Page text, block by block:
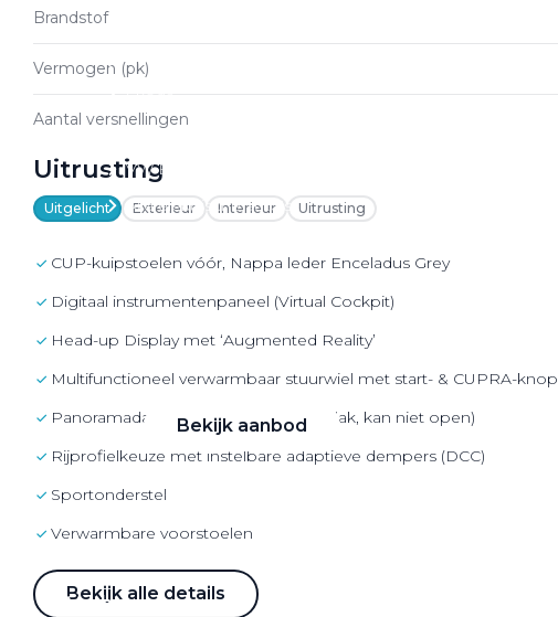
Audi
Škoda
CUPRA
VW Bedrijfswagens
Alle elektrische auto's
Elektrisch rijden
Bekijk aanbod
Verhuur
Brandstof
Vermogen (pk)
Aantal versnellingen
Uitrusting
Uitgelicht Exterieur Interieur Uitrusting
CUP-kuipstoelen vóór, Nappa leder Enceladus Grey
Digitaal instrumentenpaneel (Virtual Cockpit)
Head-up Display met ‘Augmented Reality’
Multifunctioneel verwarmbaar stuurwiel met start- & CUPRA-knop
Panoramadak (panoramisch glazen dak, kan niet open)
Rijprofielkeuze met instelbare adaptieve dempers (DCC)
Sportonderstel
Verwarmbare voorstoelen
Bekijk alle details